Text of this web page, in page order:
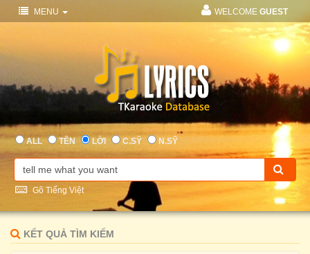
MENU WELCOME GUEST
ALL TÊN LỜI C.SỸ N.SỸ
Gõ Tiếng Việt
KẾT QUẢ TÌM KIẾM